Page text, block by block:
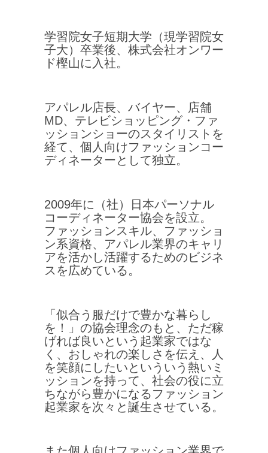
学習院女子短期大学（現学習院女
子大）卒業後、株式会社オンワー
ド樫山に入社。
アパレル店長、バイヤー、店舗
MD、テレビショッピング・ファ
ッションショーのスタイリストを
経て、個人向けファッションコー
ディネーターとして独立。
2009年に（社）日本パーソナル
コーディネーター協会を設立。
ファッションスキル、ファッショ
ン系資格、アパレル業界のキャリ
アを活かし活躍するためのビジネ
スを広めている。
「似合う服だけで豊かな暮らし
を！」の協会理念のもと、ただ稼
げれば良いという起業家ではな
く、おしゃれの楽しさを伝え、人
を笑顔にしたいといういう熱いミ
ッションを持って、社会の役に立
ちながら豊かになるファッション
起業家を次々と誕生させている。